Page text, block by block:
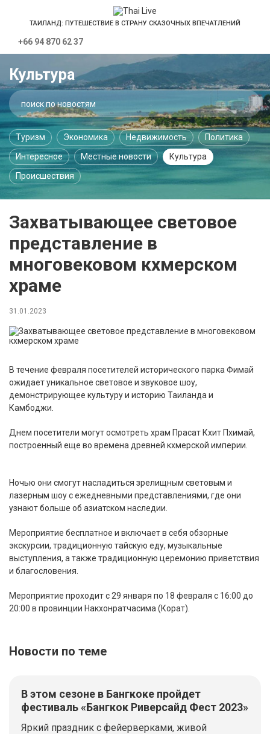
ТАИЛАНД: ПУТЕШЕСТВИЕ В СТРАНУ СКАЗОЧНЫХ ВПЕЧАТЛЕНИЙ
+66 94 870 62 37
Культура
Туризм Экономика Недвижимость
Политика
Интересное
Местные новости
Культура
Происшествия
Захватывающее световое
представление в
многовековом кхмерском
храме
31.01.2023
В течение февраля посетителей исторического парка Фимай
ожидает уникальное световое и звуковое шоу,
демонстрирующее культуру и историю Таиланда и
Камбоджи.
Днем посетители могут осмотреть храм Прасат Кхит Пхимай,
построенный еще во времена древней кхмерской империи.
Ночью они смогут насладиться зрелищным световым и
лазерным шоу с ежедневными представлениями, где они
узнают больше об азиатском наследии.
Мероприятие бесплатное и включает в себя обзорные
экскурсии, традиционную тайскую еду, музыкальные
выступления, а также традиционную церемонию приветствия
и благословения.
Мероприятие проходит с 29 января по 18 февраля с 16:00 до
20:00 в провинции Накхонратчасима (Корат).
Новости по теме
В этом сезоне в Бангкоке пройдет
фестиваль «Бангкок Риверсайд Фест 2023»
Яркий праздник с фейерверками, живой